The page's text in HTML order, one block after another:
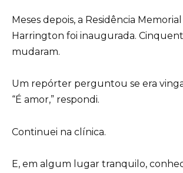
Meses depois, a Residência
Harrington foi inaugurada.
mudaram.
Um repórter perguntou se era
“É amor,” respondi.
Continuei na clínica.
E, em algum lugar tranquilo,